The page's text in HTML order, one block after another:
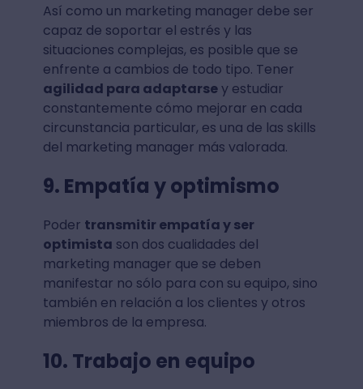
Así como un marketing manager debe ser
capaz de soportar el estrés y las
situaciones complejas, es posible que se
enfrente a cambios de todo tipo. Tener
agilidad para adaptarsey estudiar
constantemente cómo mejorar en cada
circunstancia particular, es una de las skills
del marketing manager más valorada.
9. Empatía y optimismo
Poder transmitir empatía y ser
optimista son dos cualidades del
marketing manager que se deben
manifestar no sólo para con su equipo, sino
también en relación a los clientes y otros
miembros de la empresa.
10. Trabajo en equipo